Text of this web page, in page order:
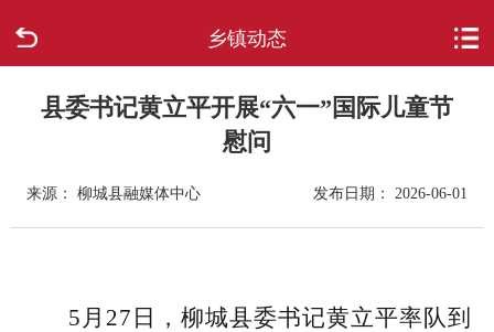
乡镇动态
走进柳城
政府信息公开
县委书记黄立平开展“六一”国际儿童节
慰问
来源： 柳城县融媒体中心 发布日期： 2026-06-01
5月27日，柳城县委书记黄立平率队到